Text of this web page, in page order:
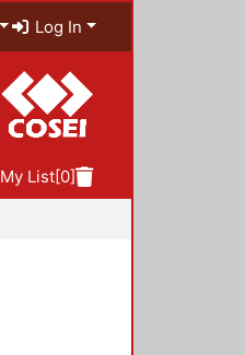
Log In
My List[0]